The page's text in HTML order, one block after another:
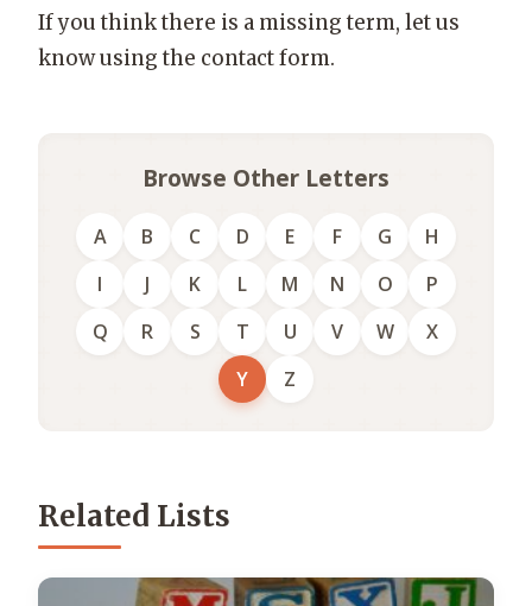
If you think there is a missing term, let us
know using the contact form.
Browse Other Letters
A B C D E F G
H
I
J K L M N O
P
Q
R S T U V W
X
Y
Z
Related Lists